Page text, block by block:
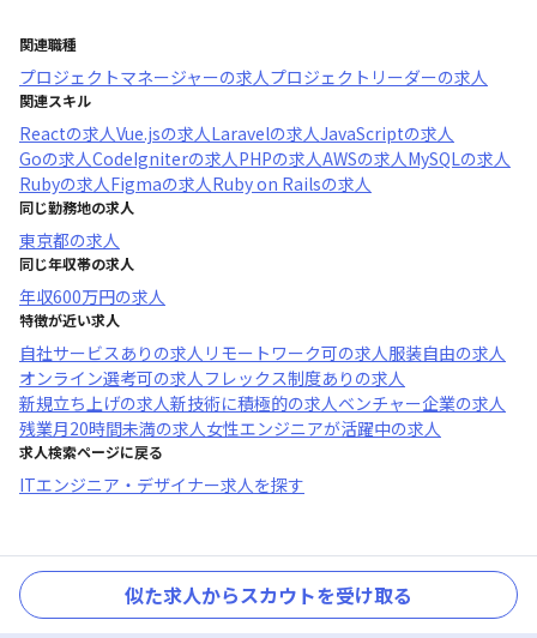
関連職種
プロジェクトマネージャーの求人プロジェクトリーダーの求人
関連スキル
Reactの求人Vue.jsの求人Laravelの求人JavaScriptの求人
Goの求人CodeIgniterの求人PHPの求人AWSの求人MySQLの求人
Rubyの求人Figmaの求人Ruby on Railsの求人
同じ勤務地の求人
東京都の求人
同じ年収帯の求人
年収600万円の求人
特徴が近い求人
自社サービスあり の求人 リモートワーク可の求人服装自由の求人
オンライン選考可の求人フレックス制度あり の求人
新規立ち上げの求人新技術に積極的の求人ベンチャー企業の求人
残業月20時間未満の求人女性エンジニアが活躍中の求人
求人検索ページに戻る
ITエンジニア・デザイナー求人を探す
似た求人からスカウトを受け取る